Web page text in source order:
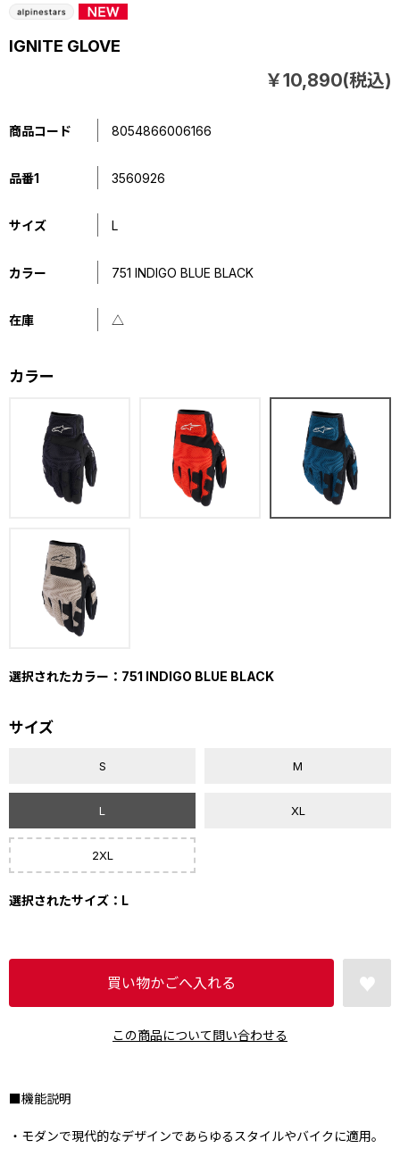
IGNITE GLOVE
￥10,890(税込)
商品コード 8054866006166
品番1 3560926
サイズ L
カラー 751 INDIGO BLUE BLACK
在庫 △
カラー
選択されたカラー：751 INDIGO BLUE BLACK
サイズ
S M
L XL
2XL
選択されたサイズ：L
この商品について問い合わせる
■機能説明
・モダンで現代的なデザインであらゆるスタイルやバイクに適用。